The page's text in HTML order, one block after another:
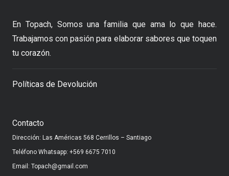
En Topach, Somos una familia que ama lo que hace.
Trabajamos con pasión para elaborar sabores que toquen
tu corazón.
Políticas de Devolución
Contacto
Dirección: Las Américas 568 Cerrillos – Santiago
Teléfono Whatsapp: +569 6675 7010
Email: Topach@gmail.com